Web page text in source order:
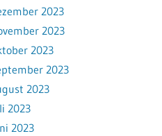
2023
2023
2023
2023
2023
2023
2023